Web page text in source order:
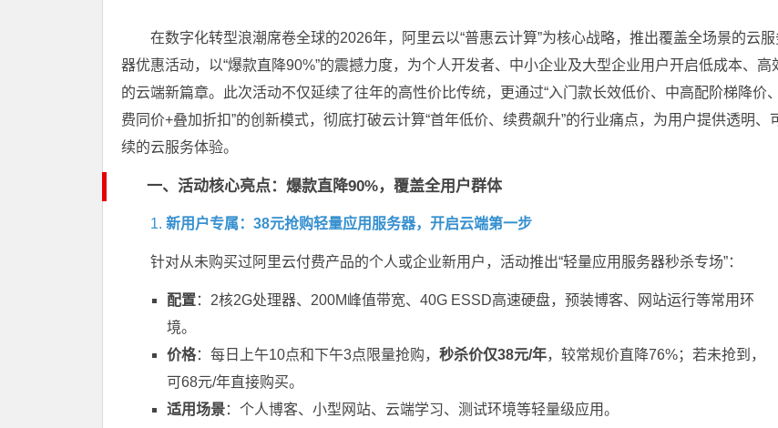
在数字化转型浪潮席卷全球的2026年，阿里云以“普惠云计算”为核心战略，推出覆盖全场景的云服
器优惠活动，以“爆款直降90%”的震撼力度，为个人开发者、中小企业及大型企业用户开启低成本、高
的云端新篇章。此次活动不仅延续了往年的高性价比传统，更通过“入门款长效低价、中高配阶梯降价
费同价+叠加折扣”的创新模式，彻底打破云计算“首年低价、续费飙升”的行业痛点，为用户提供透明、
续的云服务体验。
一、活动核心亮点：爆款直降90%，覆盖全用户群体
1. 新用户专属：38元抢购轻量应用服务器，开启云端第一步
针对从未购买过阿里云付费产品的个人或企业新用户，活动推出“轻量应用服务器秒杀专场”：
配置：2核2G处理器、200M峰值带宽、40G ESSD高速硬盘，预装博客、网站运行等常用环
境。
价格：每日上午10点和下午3点限量抢购， 秒杀价仅38元/年，较常规价直降76%；若未抢到，
可68元/年直接购买。
适用场景：个人博客、小型网站、云端学习、测试环境等轻量级应用。